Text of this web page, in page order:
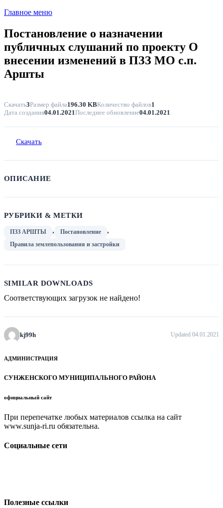
Главное меню
Постановление о назначении
публичных слушаний по проекту О
внесении изменений в ПЗЗ МО с.п.
Аршты
Скачать3Размер файла196.30 KBКоличество файлов1
Дата создания04.01.2021Последнее обновление04.01.2021
Скачать
ОПИСАНИЕ
РУБРИКИ & МЕТКИ
ПЗЗ АРШТЫ , Постановление ,
Правила землепользования и застройки
SIMILAR DOWNLOADS
Соответствующих загрузок не найдено!
kj99h Updated 04.01.2021
АДМИНИСТРАЦИЯ
СУНЖЕНСКОГО МУНИЦИПАЛЬНОГО РАЙОНА
официальный сайт
При перепечатке любых материалов ссылка на сайт
www.sunja-ri.ru обязательна.
Социальные сети
Полезные ссылки